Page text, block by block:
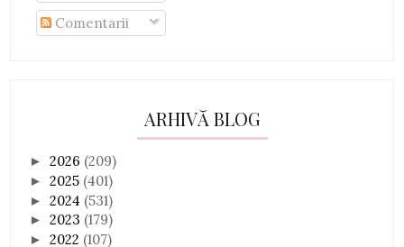
Comentarii
ARHIVĂ BLOG
►2026 (209)
►2025 (401)
►2024 (531)
►2023 (179)
►2022 (107)